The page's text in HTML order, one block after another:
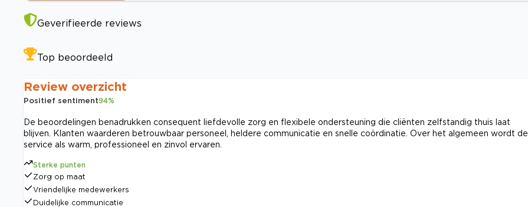
Geverifieerde reviews
Top beoordeeld
Review overzicht
Positief sentiment94%
De beoordelingen benadrukken consequent liefdevolle zorg en flexibele ondersteuning die cliënten zelfstandig thuis laat
blijven. Klanten waarderen betrouwbaar personeel, heldere communicatie en snelle coördinatie. Over het algemeen wordt de
service als warm, professioneel en zinvol ervaren.
Sterke punten
Zorg op maat
Vriendelijke medewerkers
Duidelijke communicatie